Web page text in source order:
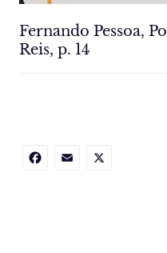
Fernando Pessoa,
Reis, p. 14